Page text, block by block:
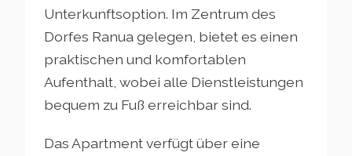
Unterkunftsoption. Im Zentrum des
Dorfes Ranua gelegen, bietet es einen
praktischen und komfortablen
Aufenthalt, wobei alle Dienstleistungen
bequem zu Fuß erreichbar sind.
Das Apartment verfügt über eine